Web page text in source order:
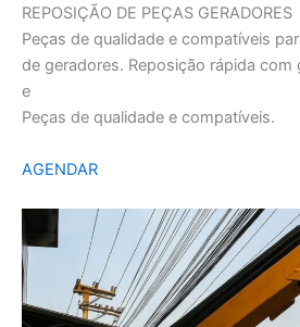
REPOSIÇÃO DE PEÇAS GERADORES
Peças de qualidade e compatíveis
de geradores. Reposição rápida com
e
Peças de qualidade e compatíveis.
AGENDAR